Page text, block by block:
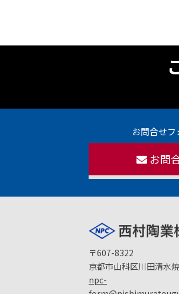
お問合せ
お問
〒607-8322
京都市山科区川田清水
npc-